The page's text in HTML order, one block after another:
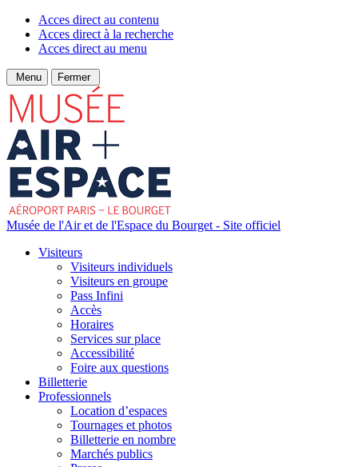
Acces direct au contenu
Acces direct à la recherche
Acces direct au menu
Menu Fermer
Musée de l'Air et de l'Espace du Bourget - Site officiel
Visiteurs
Visiteurs individuels
Visiteurs en groupe
Pass Infini
Accès
Horaires
Services sur place
Accessibilité
Foire aux questions
Billetterie
Professionnels
Location d’espaces
Tournages et photos
Billetterie en nombre
Marchés publics